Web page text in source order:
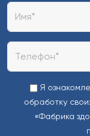
Я
обработку
«Фабрика